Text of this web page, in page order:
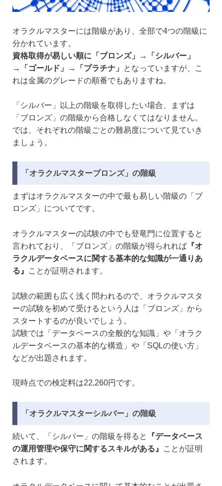
オラクルマスターには階級があり、全部で4つの階級に
分かれています。
資格取得が易しい順に「ブロンズ」→「シルバー」
→「ゴールド」→「プラチナ」
となっていますが、こ
れは金属のグレードの順番でもありますね。
「シルバー」以上の階級を取得したい場合、まずは
「ブロンズ」の階級から合格しなくてはなりません。
では、それぞれの階級ごとの難易度について見ていき
ましょう。
「オラクルマスターブロンズ」の階級
まずはオラクルマスターの中で最も易しい階級の「ブ
ロンズ」についてです。
オラクルマスターの試験の中でも登竜門に位置すると
言われており、「ブロンズ」の階級が得られれば 『オ
ラクルデータベースに関する基本的な知識が一通りあ
る』
ことが証明されます。
試験の範囲も広く浅く問われるので、オラクルマスタ
ーの試験を初めて受けるという人は「ブロンズ」から
スタートするのが良いでしょう。
試験では「データベースの全般的な知識」や「オラク
ルデータベースの基本的な構造」や「SQLの使い方」
などが出題されます。
現時点での検定料は22,260円です。
「オラクルマスターシルバー」の階級
続いて、「シルバー」の階級を得ると
『データベース
の運用管理や保守に関するスキルがある』
ことが証明
されます。